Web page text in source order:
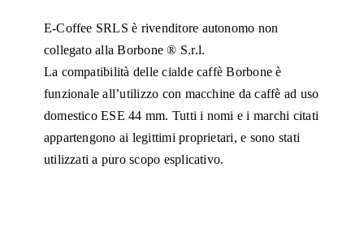
E-Coffee SRLS è rivenditore autonomo non
collegato alla Borbone ® S.r.l.
La compatibilità delle cialde caffè Borbone è
funzionale all’utilizzo con macchine da caffè ad uso
domestico ESE 44 mm. Tutti i nomi e i marchi citati
appartengono ai legittimi proprietari, e sono stati
utilizzati a puro scopo esplicativo.